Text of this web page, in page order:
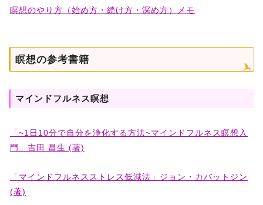
瞑想のやり方（始め方・続け方・深め方）メモ
瞑想の参考書籍
マインドフルネス瞑想
「~1日10分で自分を浄化する方法~マインドフルネス瞑想入
門」吉田 昌生 (著)
「マインドフルネスストレス低減法」ジョン・カバットジン
(著)